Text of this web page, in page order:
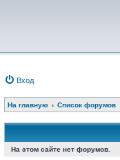
Вход
На главную Список форумов
На этом сайте нет форумов.